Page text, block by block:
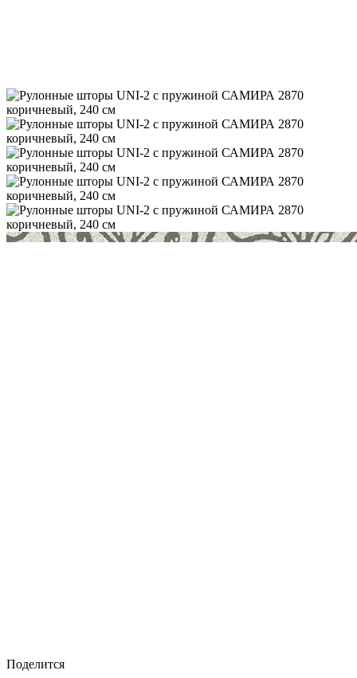
Поделится